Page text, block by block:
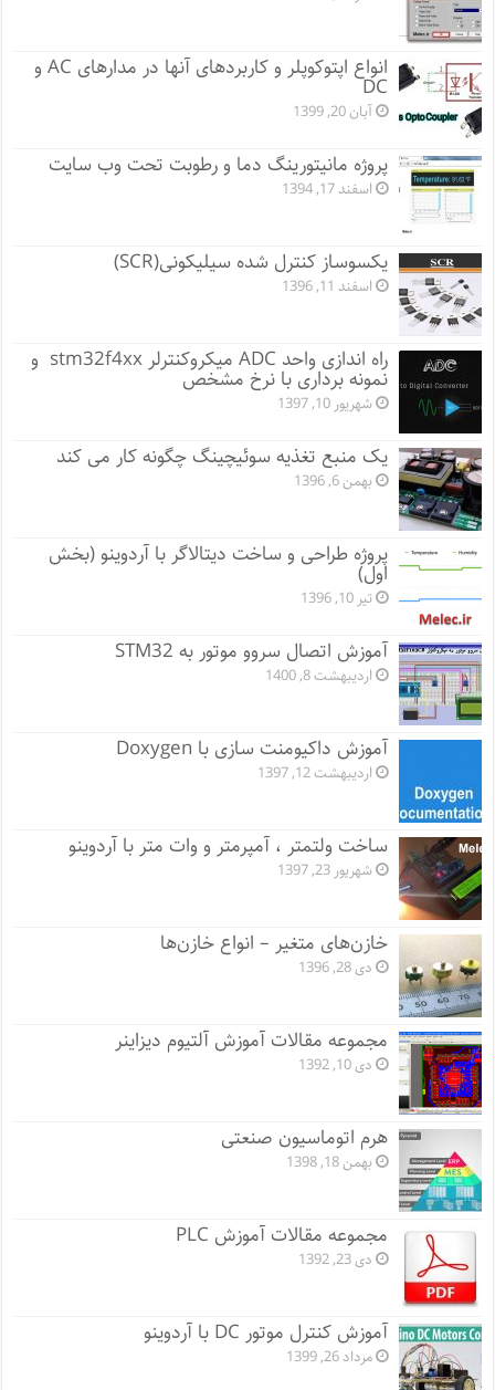
انواع اپتوکوپلر و کاربردهای آنها در مدارهای AC و
DC
آبان 20, 1399
پروژه مانيتورينگ دما و رطوبت تحت وب سایت
اسفند 17, 1394
یکسوساز کنترل شده سیلیکونی(SCR)
اسفند 11, 1396
راه اندازی واحد ADC میکروکنترلر stm32f4xx و
نمونه برداری با نرخ مشخص
شهریور 10, 1397
یک منبع تغذیه سوئیچینگ چگونه کار می کند
بهمن 6, 1396
پروژه طراحی و ساخت دیتالاگر با آردوینو (بخش
اول)
تیر 10, 1396
آموزش اتصال سروو موتور به STM32
اردیبهشت 8, 1400
آموزش داکیومنت سازی با Doxygen
اردیبهشت 12, 1397
ساخت ولتمتر ، آمپرمتر و وات متر با آردوینو
شهریور 23, 1397
خازن‌های متغیر – انواع خازن‌ها
دی 28, 1396
مجموعه مقالات آموزش آلتیوم دیزاینر
دی 10, 1392
هرم اتوماسیون صنعتی
بهمن 18, 1398
مجموعه مقالات آموزش PLC
دی 23, 1392
آموزش کنترل موتور DC با آردوینو
مرداد 26, 1399